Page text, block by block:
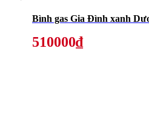
Bình gas Gia Đình xanh
510000₫